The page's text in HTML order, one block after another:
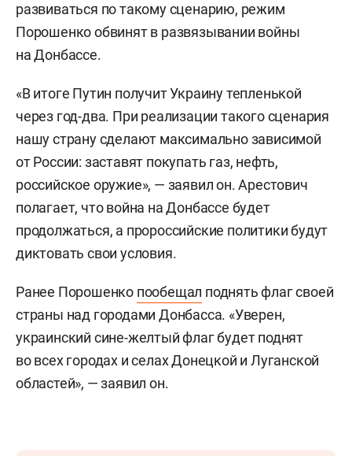
развиваться по такому сценарию, режим
Порошенко обвинят в развязывании войны
на Донбассе.
«В итоге Путин получит Украину тепленькой
через год-два. При реализации такого сценария
нашу страну сделают максимально зависимой
от России: заставят покупать газ, нефть,
российское оружие», — заявил он. Арестович
полагает, что война на Донбассе будет
продолжаться, а пророссийские политики будут
диктовать свои условия.
Ранее Порошенко пообещал поднять флаг своей
страны над городами Донбасса. «Уверен,
украинский сине-желтый флаг будет поднят
во всех городах и селах Донецкой и Луганской
областей», — заявил он.